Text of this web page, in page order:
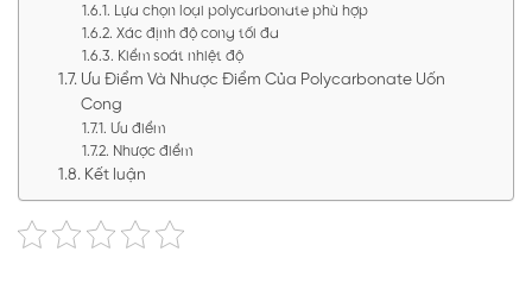
Lựa chọn loại polycarbonate phù hợp
Xác định độ cong tối đa
Kiểm soát nhiệt độ
Ưu Điểm Và Nhược Điểm Của Polycarbonate Uốn
Cong
Ưu điểm
Nhược điểm
Kết luận